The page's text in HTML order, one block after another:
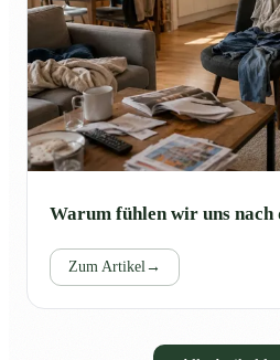
Warum fühlen wir uns nach
Zum Artikel→